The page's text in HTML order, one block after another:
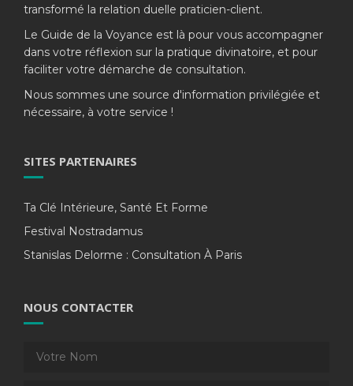
transformé la relation duelle praticien-client.
Le Guide de la Voyance est là pour vous accompagner
dans votre réflexion sur la pratique divinatoire, et pour
faciliter votre démarche de consultation.
Nous sommes une source d'information privilégiée et
nécessaire, à votre service !
SITES PARTENAIRES
Ta Clé Intérieure, Santé Et Forme
Festival Nostradamus
Stanislas Delorme : Consultation À Paris
NOUS CONTACTER